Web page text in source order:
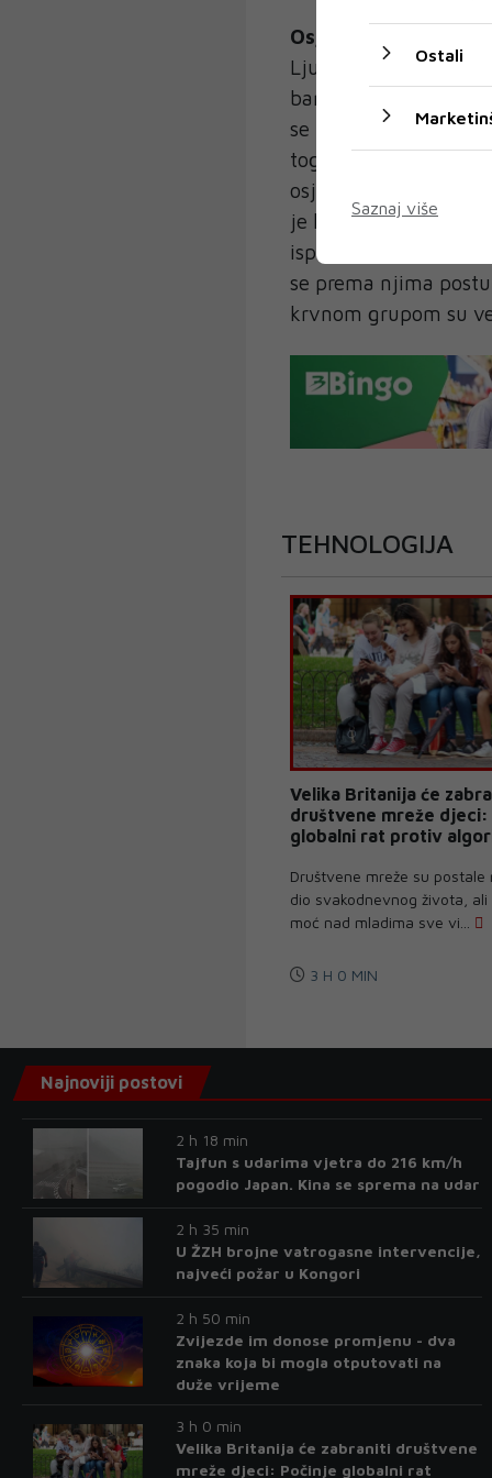
Osjetljivi su i stidljivi
Ljudi s krvnom
barem u početku,
se navikavaju da
toga, ako imate
osjetljiva, emotivna
je ljubav u pitanju,
ispuni njihove visoke
se prema njima
krvnom grupom su
TEHNOLOGIJA
Velika Britanija će
društvene mreže djeci:
globalni rat protiv
Društvene mreže su postale
dio svakodnevnog života,
moć nad mladima sve vi...
3 H 0 MIN
Ostali
Saznaj više
Najnoviji postovi
2 h 18 min
Tajfun s udarima vjetra do 216 km/h
pogodio Japan. Kina se sprema na udar
2 h 35 min
U ŽZH brojne vatrogasne intervencije,
najveći požar u Kongori
2 h 50 min
Zvijezde im donose promjenu - dva
znaka koja bi mogla otputovati na
duže vrijeme
3 h 0 min
Velika Britanija će zabraniti društvene
mreže djeci: Počinje globalni rat